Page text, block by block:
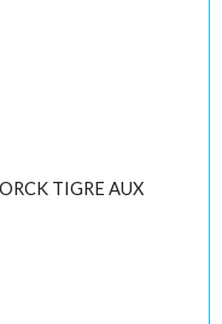
TIGRE AUX